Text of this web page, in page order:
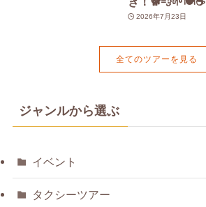
2026年7月23日
全てのツアーを見る
ジャンルから選ぶ
イベント
タクシーツアー